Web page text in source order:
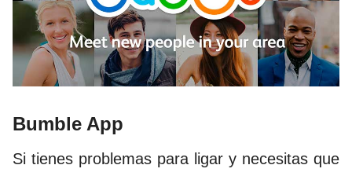
Bumble App
Si tienes problemas para ligar y necesitas que